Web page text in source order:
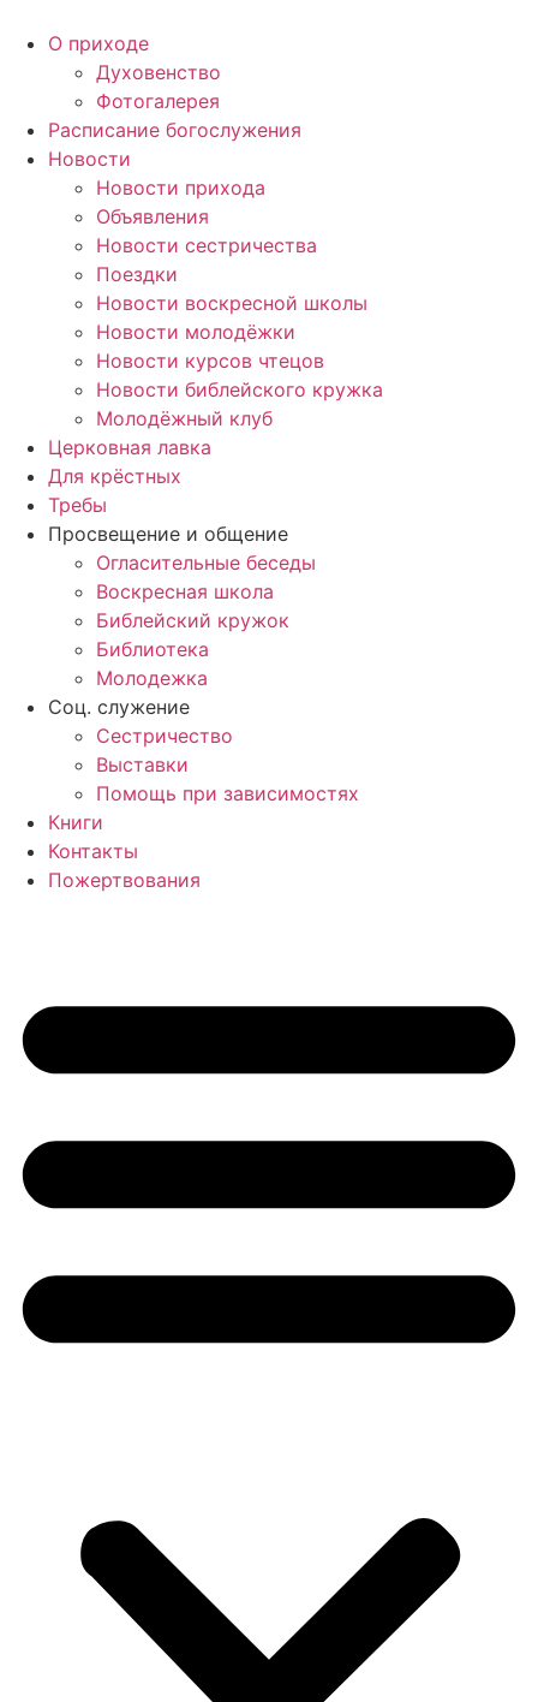
содержимому
О приходе
Духовенство
Фотогалерея
Расписание богослужения
Новости
Новости прихода
Объявления
Новости сестричества
Поездки
Новости воскресной школы
Новости молодёжки
Новости курсов чтецов
Новости библейского кружка
Молодёжный клуб
Церковная лавка
Для крёстных
Требы
Просвещение и общение
Огласительные беседы
Воскресная школа
Библейский кружок
Библиотека
Молодежка
Соц. служение
Сестричество
Выставки
Помощь при зависимостях
Книги
Контакты
Пожертвования